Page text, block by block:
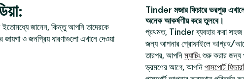
ইতোমধ্যে জানেন, কিন্তু আপনি তাদেরকে
জায়গা ও জনপ্রিয় ধারণাগুলো এখানে দেওয়া
Tinder মজার ফিচারে ভরপুর৷
অনেক আকর্ষণীয় করে তুলবে।
প্রথমত, Tinder ব্যবহার করা
জন্য আপনার প্রোফাইলে আগ্রহ/
তারপর, আপনিম্যাচিং শুরু করার জন্য
ভ্রমণের আগে, আপনি পাসপোর্ট